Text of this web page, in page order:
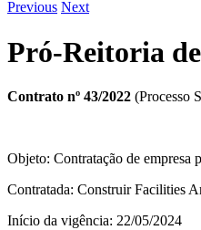
Previous Next
Pró-Reitoria
Contrato nº 43/2022 (Processo
Objeto: Contratação de empresa
Contratada: Construir Facilities
Início da vigência: 22/05/2024